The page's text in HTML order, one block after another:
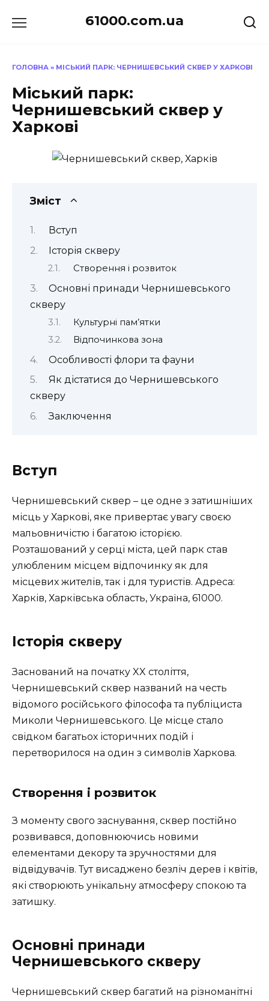
до
61000.com.ua
ГОЛОВНА » МІСЬКИЙ ПАРК: ЧЕРНИШЕВСЬКИЙ СКВЕР У ХАРКОВІ
Міський парк:
Чернишевський сквер у
Харкові
Зміст
Вступ
Історія скверу
Створення і розвиток
Основні принади Чернишевського
скверу
Культурні пам’ятки
Відпочинкова зона
Особливості флори та фауни
Як дістатися до Чернишевського
скверу
Заключення
Вступ
Чернишевський сквер – це одне з затишніших
місць у Харкові, яке привертає увагу своєю
мальовничістю і багатою історією.
Розташований у серці міста, цей парк став
улюбленим місцем відпочинку як для
місцевих жителів, так і для туристів. Адреса:
Харків, Харківська область, Україна, 61000.
Історія скверу
Заснований на початку XX століття,
Чернишевський сквер названий на честь
відомого російського філософа та публіциста
Миколи Чернишевського. Це місце стало
свідком багатьох історичних подій і
перетворилося на один з символів Харкова.
Створення і розвиток
З моменту свого заснування, сквер постійно
розвивався, доповнюючись новими
елементами декору та зручностями для
відвідувачів. Тут висаджено безліч дерев і квітів,
які створюють унікальну атмосферу спокою та
затишку.
Основні принади
Чернишевського скверу
Чернишевський сквер багатий на різноманітні